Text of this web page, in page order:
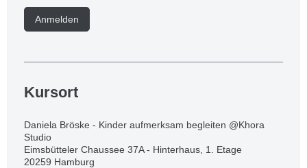
Anmelden
Kursort
Daniela Bröske - Kinder aufmerksam begleiten @Khora
Studio
Eimsbütteler Chaussee 37A - Hinterhaus, 1. Etage
20259 Hamburg